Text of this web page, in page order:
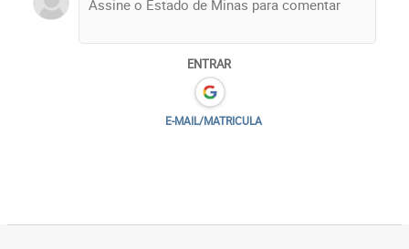
ENTRAR
E-MAIL/MATRICULA